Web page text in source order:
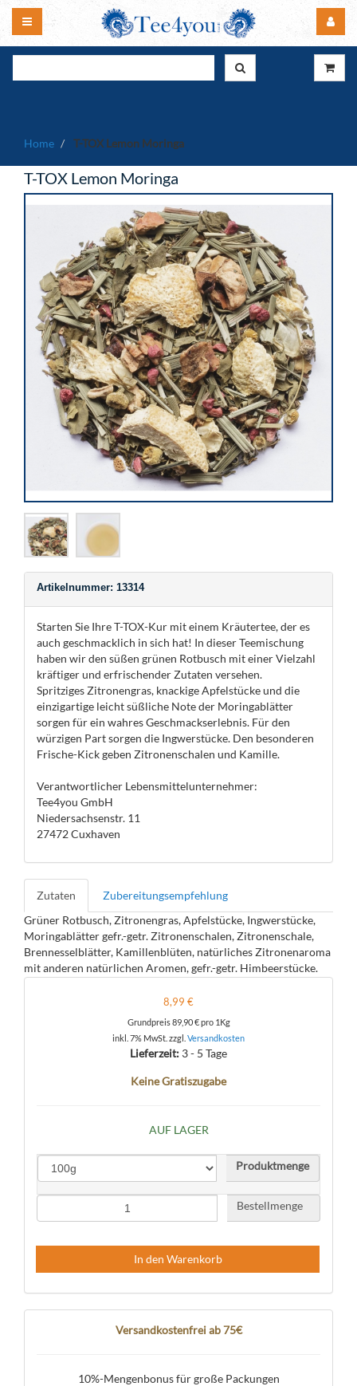
Home T-TOX Lemon Moringa
T-TOX Lemon Moringa
Artikelnummer: 13314
Starten Sie Ihre T-TOX-Kur mit einem Kräutertee, der es
auch geschmacklich in sich hat! In dieser Teemischung
haben wir den süßen grünen Rotbusch mit einer Vielzahl
kräftiger und erfrischender Zutaten versehen.
Spritziges Zitronengras, knackige Apfelstücke und die
einzigartige leicht süßliche Note der Moringablätter
sorgen für ein wahres Geschmackserlebnis. Für den
würzigen Part sorgen die Ingwerstücke. Den besonderen
Frische-Kick geben Zitronenschalen und Kamille.
Verantwortlicher Lebensmittelunternehmer:
Tee4you GmbH
Niedersachsenstr. 11
27472 Cuxhaven
Zutaten
Zubereitungsempfehlung
Grüner Rotbusch, Zitronengras, Apfelstücke, Ingwerstücke,
Moringablätter gefr.-getr. Zitronenschalen, Zitronenschale,
Brennesselblätter, Kamillenblüten, natürliches Zitronenaroma
mit anderen natürlichen Aromen, gefr.-getr. Himbeerstücke.
8,99 €
Grundpreis89,90 €pro 1Kg
inkl. 7% MwSt. zzgl. Versandkosten
Lieferzeit: 3 - 5 Tage
Keine Gratiszugabe
AUF LAGER
Produktmenge
Bestellmenge
In den Warenkorb
Versandkostenfrei ab 75€
10%-Mengenbonus für große Packungen